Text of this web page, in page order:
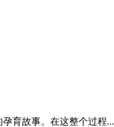
育故事。在这整个过程...